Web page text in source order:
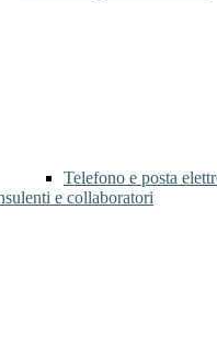
Telefono e posta
e collaboratori